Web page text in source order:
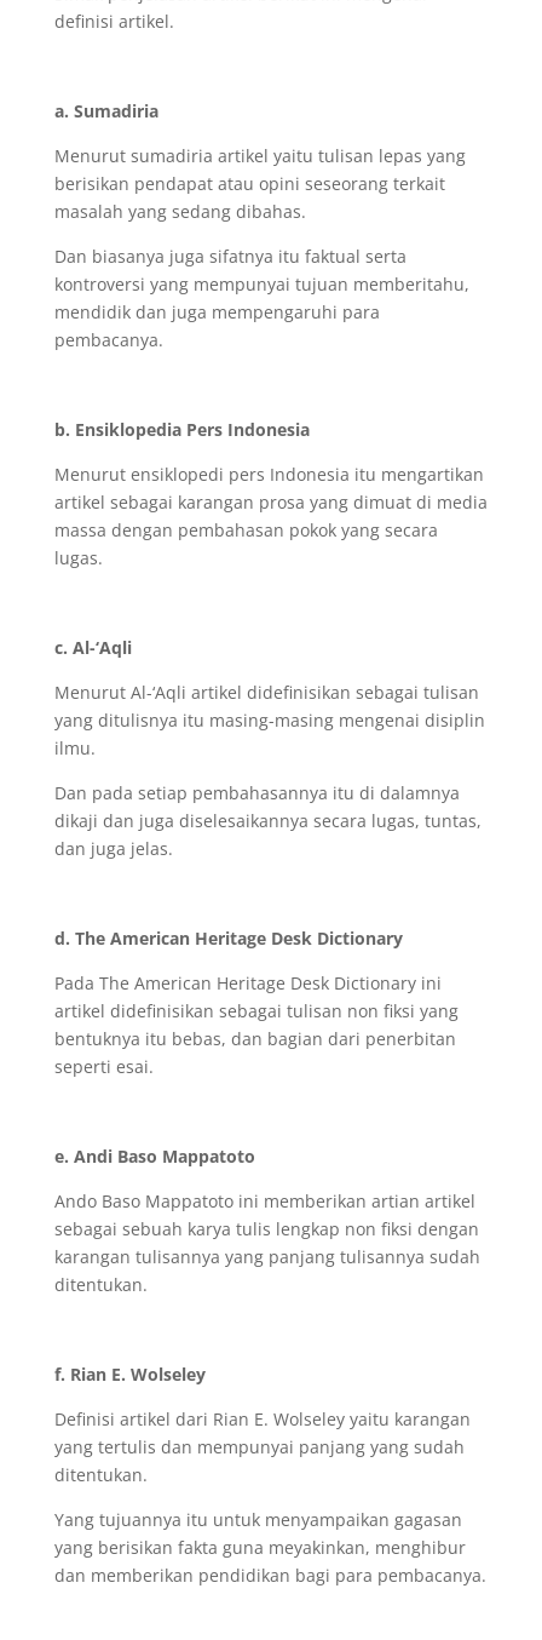
definisi artikel.
a. Sumadiria
Menurut sumadiria artikel yaitu tulisan lepas yang
berisikan pendapat atau opini seseorang terkait
masalah yang sedang dibahas.
Dan biasanya juga sifatnya itu faktual serta
kontroversi yang mempunyai tujuan memberitahu,
mendidik dan juga mempengaruhi para
pembacanya.
b. Ensiklopedia Pers Indonesia
Menurut ensiklopedi pers Indonesia itu mengartikan
artikel sebagai karangan prosa yang dimuat di media
massa dengan pembahasan pokok yang secara
lugas.
c. Al-‘Aqli
Menurut Al-‘Aqli artikel didefinisikan sebagai tulisan
yang ditulisnya itu masing-masing mengenai disiplin
ilmu.
Dan pada setiap pembahasannya itu di dalamnya
dikaji dan juga diselesaikannya secara lugas, tuntas,
dan juga jelas.
d. The American Heritage Desk Dictionary
Pada The American Heritage Desk Dictionary ini
artikel didefinisikan sebagai tulisan non fiksi yang
bentuknya itu bebas, dan bagian dari penerbitan
seperti esai.
e. Andi Baso Mappatoto
Ando Baso Mappatoto ini memberikan artian artikel
sebagai sebuah karya tulis lengkap non fiksi dengan
karangan tulisannya yang panjang tulisannya sudah
ditentukan.
f. Rian E. Wolseley
Definisi artikel dari Rian E. Wolseley yaitu karangan
yang tertulis dan mempunyai panjang yang sudah
ditentukan.
Yang tujuannya itu untuk menyampaikan gagasan
yang berisikan fakta guna meyakinkan, menghibur
dan memberikan pendidikan bagi para pembacanya.